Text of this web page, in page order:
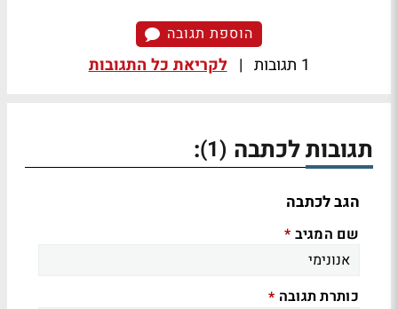
הוספת תגובה
1 תגובות | לקריאת כל התגובות
תגובות לכתבה (1)
:
הגב לכתבה
שם המגיב *
כותרת תגובה *